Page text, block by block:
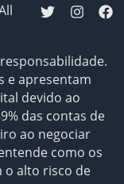
e apresentam
devido ao
das contas de
ao negociar
como os
o alto risco de